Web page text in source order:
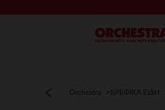
Μενού
Orchestra ΒΡΕΦΙΚΑ ΕΙΔΗ